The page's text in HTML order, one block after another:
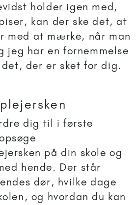
holder igen med,
kan der ske det, at
med at mærke, når man
jeg har en fornemmelse
der er sket for dig.
dig til i første
på din skole og
hende. Der står
dør, hvilke dage
og hvordan du kan